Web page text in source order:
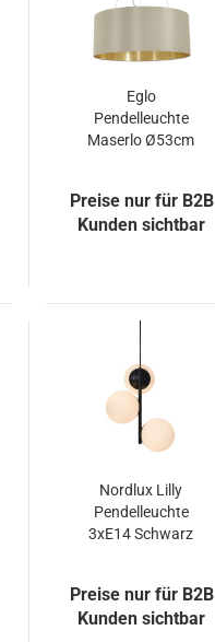
Eglo
Pendelleuchte
Maserlo Ø53cm
Preise nur für B2B
Kunden sichtbar
Nordlux Lilly
Pendelleuchte
3xE14 Schwarz
Preise nur für B2B
Kunden sichtbar